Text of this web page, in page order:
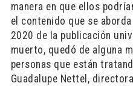
manera en que ellos
el contenido que se
2020 de la publicación
muerto, quedó de alguna
personas que están
Guadalupe Nettel,